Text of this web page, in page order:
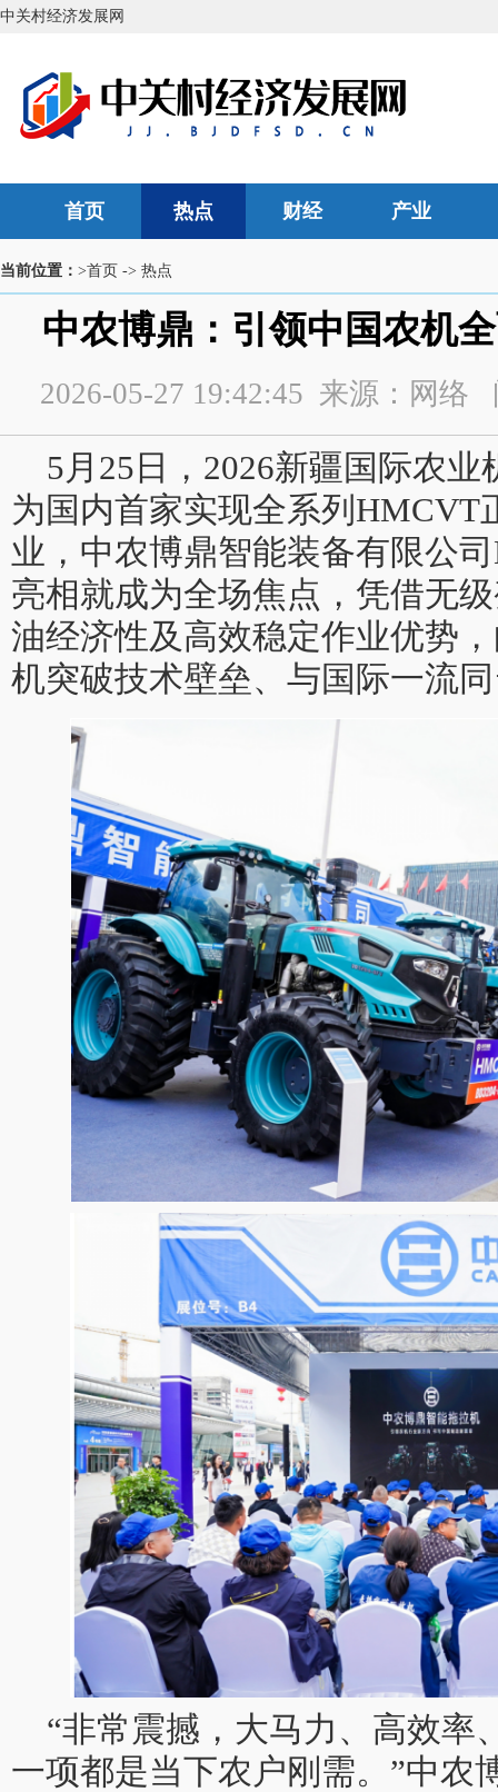
中关村经济发展网
首页 热点 财经 产业
当前位置： >首页 -> 热点
中农博鼎：引领中国农机
2026-05-27 19:42:45 来源：网
5月25日，2026新疆国际农
为国内首家实现全系列HMCVT
业，中农博鼎智能装备有限公
亮相就成为全场焦点，凭借无
油经济性及高效稳定作业优势
机突破技术壁垒、与国际一流
“非常震撼，大马力、高效率
一项都是当下农户刚需。”中农